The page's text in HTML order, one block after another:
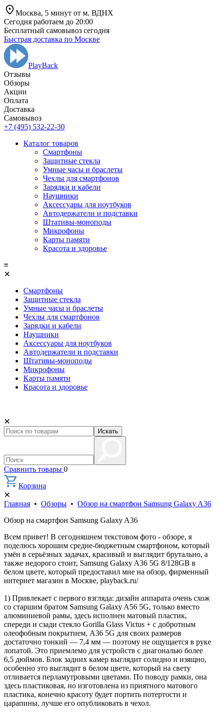
Москва, 5 минут от м. ВДНХ
Сегодня работаем до 20:00
Бесплатный самовывоз сегодня
Быстрая доставка по Москве
PlayBack
Отзывы
Обзоры
Aкции
Оплата
Доставка
Самовывоз
+7 (495) 532-22-30
Каталог товаров
Смартфоны
Защитные стекла
Умные часы и браслеты
Чехлы для смартфонов
Зарядки и кабели
Наушники
Аксессуары для ноутбуков
Автодержатели и подставки
Штативы-моноподы
Микрофоны
Карты памяти
Красота и здоровье
≡
✕
Смартфоны
Защитные стекла
Умные часы и браслеты
Чехлы для смартфонов
Зарядки и кабели
Наушники
Аксессуары для ноутбуков
Автодержатели и подставки
Штативы-моноподы
Микрофоны
Карты памяти
Красота и здоровье
✕
Искать
Сравнить товары 0
Корзина
✕
Главная • Обзоры • Обзор на смартфон Samsung Galaxy A36
Обзор на смартфон Samsung Galaxy A36
Всем привет! В сегодняшнем текстовом фото - обзоре, я
поделюсь хорошим средне-бюджетным смартфоном, который
умëн в серьëзных задачах, красивый и выглядит брутально, а
также недорого стоит, Samsung Galaxy A36 5G 8/128GB в
белом цвете, который предоставил мне на обзор, фирменный
интернет магазин в Москве, playback.ru/
1) Привлекает с первого взгляда: дизайн аппарата очень схож
со старшим братом Samsung Galaxy A56 5G, только вместо
алюминиевой рамы, здесь исполнен матовый пластик,
спереди и сзади стекло Gorilla Glass Victus + с добротным
олеофобным покрытием, A36 5G для своих размеров
достаточно тонкий — 7,4 мм — поэтому не ощущается в руке
лопатой. Это приемлемо для устройств с диагональю более
6,5 дюймов. Блок задних камер выглядит солидно и изящно,
особенно это выглядит в белом цвете, который на свету
отливается перламутровыми цветами. По поводу рамки, она
здесь пластиковая, но изготовлена из приятного матового
пластика, конечно красоту будет портить потертости и
царапины, лучше его опубликовать в чехол.